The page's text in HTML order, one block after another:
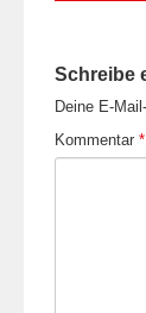
Schreibe
Deine E-
Kommentar *